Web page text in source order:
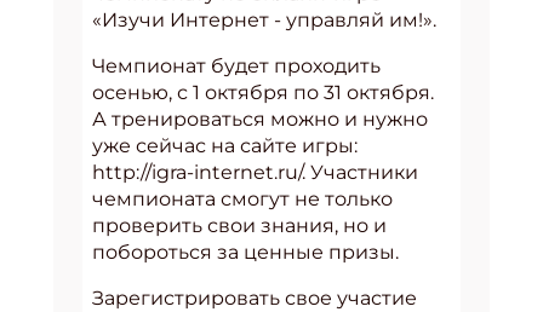
«Изучи Интернет - управляй им!».
Чемпионат будет проходить
осенью, с 1 октября по 31 октября.
А тренироваться можно и нужно
уже сейчас на сайте игры:
http://igra-internet.ru/. Участники
чемпионата смогут не только
проверить свои знания, но и
побороться за ценные призы.
Зарегистрировать свое участие